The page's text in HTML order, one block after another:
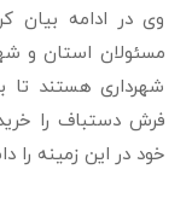
وی در ادامه بیان
مسئولان استان و
شهرداری هستند تا
فرش دستباف را
خود در این زمینه را